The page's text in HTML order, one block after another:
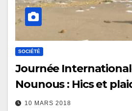
SOCIÉTÉ
Journée
Nounous : Hics et
10 MARS 2018